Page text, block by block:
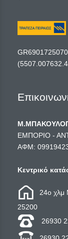
ΕΜΠΟΡΙΟ -
ΑΦΜ:
Κεντρικό
24ο χλμ
25200
26930